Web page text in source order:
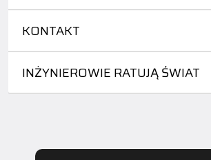
KONTAKT
INŻYNIEROWIE RATUJĄ ŚWIAT